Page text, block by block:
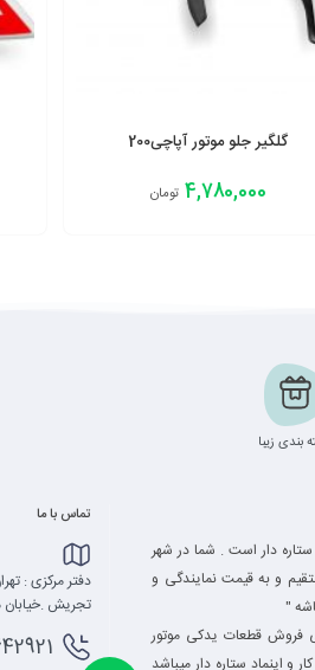
گلگیر جلو موتور آپاچی200
4,780,000 تومان
بندی زیبا
دار است . شما در شهر
و به قیمت نمایندگی و
"
فروش قطعات یدکی موتور
اینماد ستاره دار میباشد
تماس با ما
دفتر مرکزی :
تجریش .خیابان ملکی: